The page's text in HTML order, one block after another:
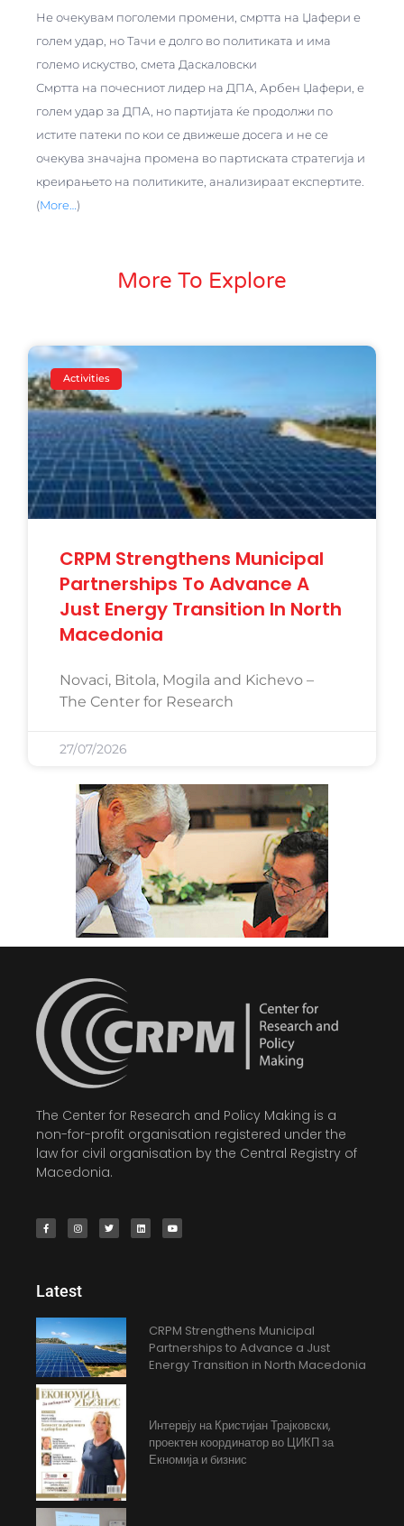
Не очекувам поголеми промени, смртта на Џафери е
голем удар, но Тачи е долго во политиката и има
големо искуство, смета Даскаловски
Смртта на почесниот лидер на ДПА, Арбен Џафери, е
голем удар за ДПА, но партијата ќе продолжи по
истите патеки по кои се движеше досега и не се
очекува значајна промена во партиската стратегија и
креирањето на политиките, анализираат експертите.
(More…)
More To Explore
Activities
CRPM Strengthens Municipal
Partnerships To Advance A
Just Energy Transition In North
Macedonia
Novaci, Bitola, Mogila and Kichevo –
The Center for Research
27/07/2026
The Center for Research and Policy Making is a
non-for-profit organisation registered under the
law for civil organisation by the Central Registry of
Macedonia.
Latest
CRPM Strengthens Municipal
Partnerships to Advance a Just
Energy Transition in North Macedonia
Интервју на Кристијан Трајковски,
проектен координатор во ЦИКП за
Екномија и бизнис